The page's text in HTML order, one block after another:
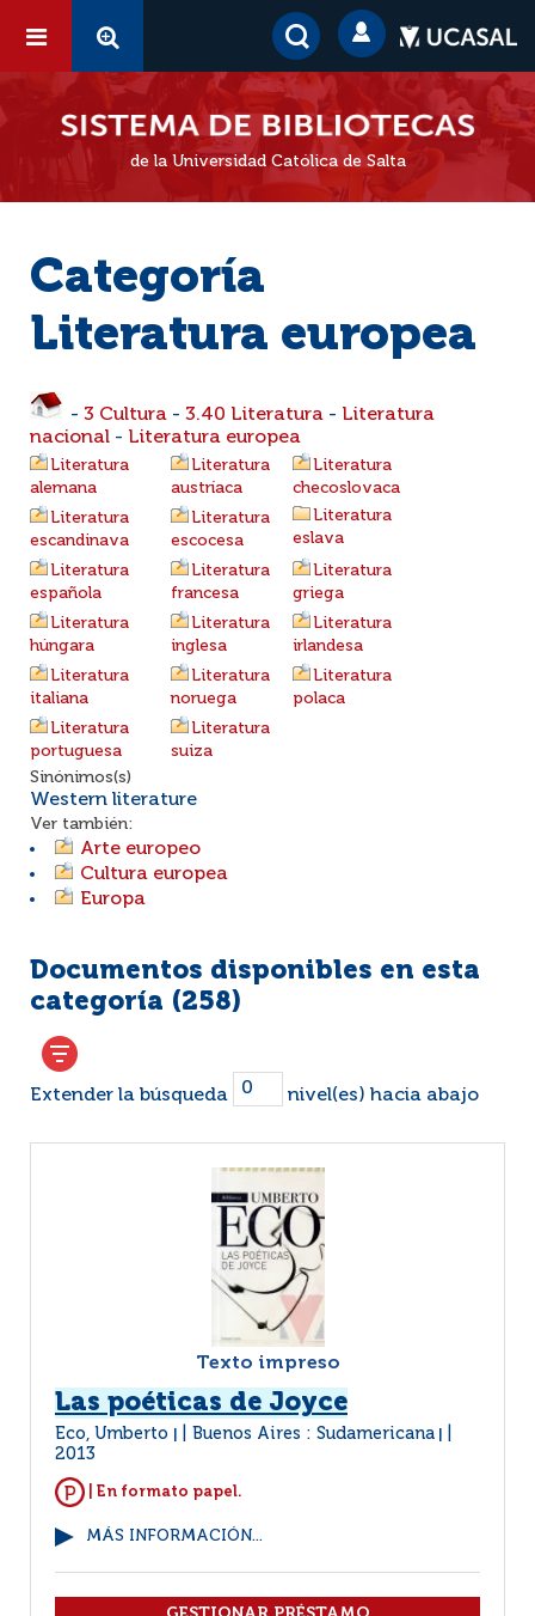
de la Universidad Católica de Salta
Categoría
Literatura europea
- 3 Cultura - 3.40 Literatura - Literatura
nacional - Literatura europea
Literatura
alemana
Literatura
austríaca
Literatura
checoslovaca
Literatura
escandinava
Literatura
escocesa
Literatura
eslava
Literatura
española
Literatura
francesa
Literatura
griega
Literatura
húngara
Literatura
inglesa
Literatura
irlandesa
Literatura
italiana
Literatura
noruega
Literatura
polaca
Literatura
portuguesa
Literatura
suiza
Sinónimos(s)
Western literature
Ver también:
Arte europeo
Cultura europea
Europa
Documentos disponibles en esta
categoría (258)
Extender la búsqueda nivel(es) hacia abajo
Texto impreso
Las poéticas de Joyce
Eco, Umberto Buenos Aires : Sudamericana
2013
| En formato papel.
MÁS INFORMACIÓN...